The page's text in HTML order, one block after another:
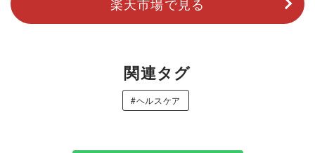
関連タグ
#ヘルスケア